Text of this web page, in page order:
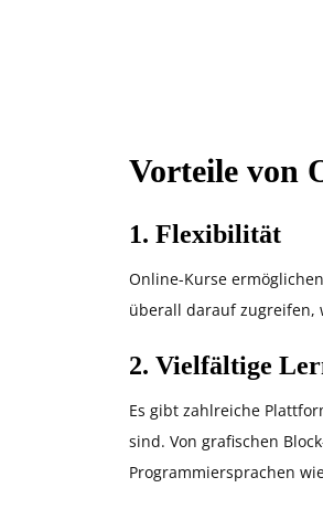
Vorteile von
1. Flexibilität
Online-Kurse
überall darauf zugreifen,
2. Vielfältige
Es gibt zahlreiche
sind. Von grafischen
Programmiersprachen